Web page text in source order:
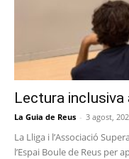
Lectura inclusiva
La Guia de Reus - 3 agost,
La Lliga i l’Associació
l’Espai Boule de Reus per